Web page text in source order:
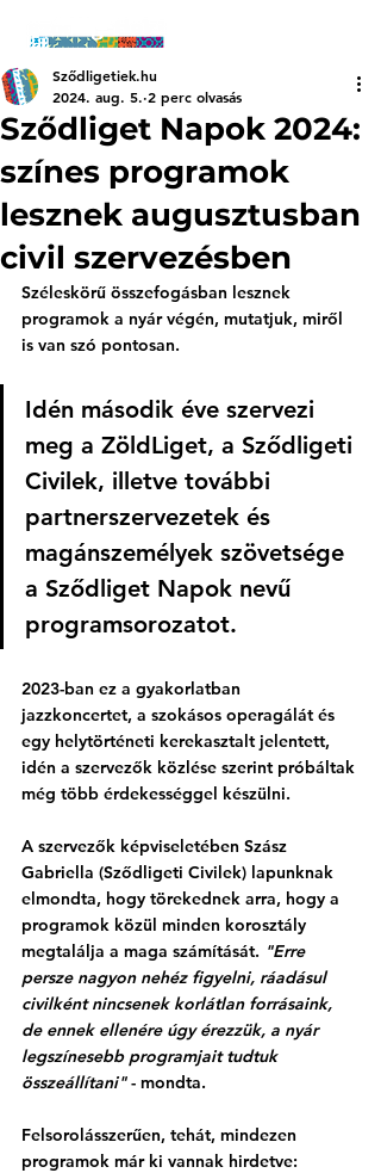
Sződliget Napok 2024:
színes programok
lesznek augusztusban
civil szervezésben
Sződligetiek.hu
2024. aug. 5. 2 perc olvasás
Széleskörű összefogásban lesznek
programok a nyár végén, mutatjuk, miről
is van szó pontosan.
Idén második éve szervezi
meg a ZöldLiget, a Sződligeti
Civilek, illetve további
partnerszervezetek és
magánszemélyek szövetsége
a Sződliget Napok nevű
programsorozatot.
2023-ban ez a gyakorlatban
jazzkoncertet, a szokásos operagálát és
egy helytörténeti kerekasztalt jelentett,
idén a szervezők közlése szerint próbáltak
még több érdekességgel készülni.
A szervezők képviseletében Szász
Gabriella (Sződligeti Civilek) lapunknak
elmondta, hogy törekednek arra, hogy a
programok közül minden korosztály
megtalálja a maga számítását. "Erre
persze nagyon nehéz figyelni, ráadásul
civilként nincsenek korlátlan forrásaink,
de ennek ellenére úgy érezzük, a nyár
legszínesebb programjait tudtuk
összeállítani" - mondta.
Felsorolásszerűen, tehát, mindezen
programok már ki vannak hirdetve: